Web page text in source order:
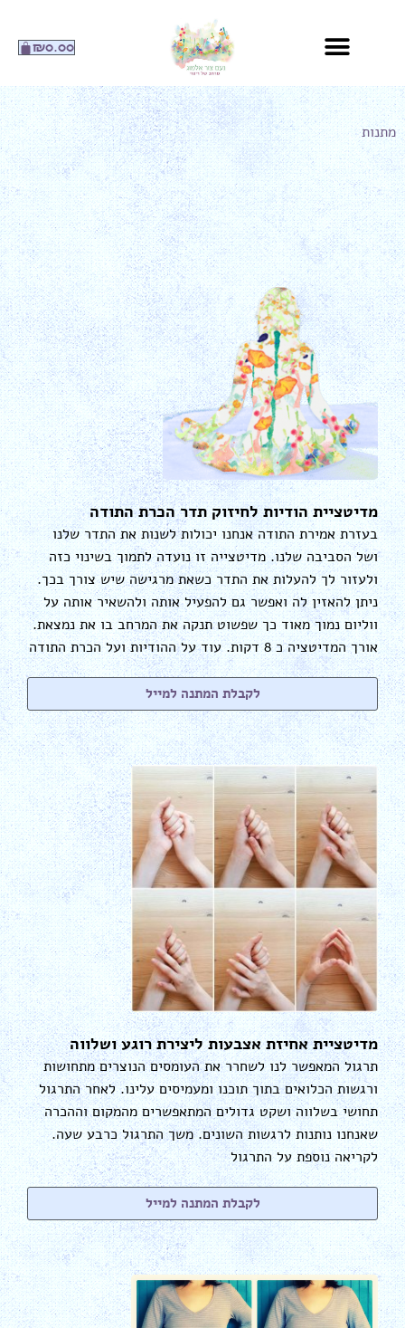
₪0.00 עגלת
קניות
מתנות
מדיטציית הודיות לחיזוק תדר הכרת התודה
בעזרת אמירת התודה אנחנו יכולות לשנות את התדר שלנו
ושל הסביבה שלנו. מדיטצייה זו נועדה לתמוך בשינוי כזה
ולעזור לך להעלות את התדר כשאת מרגישה שיש צורך בכך.
ניתן להאזין לה ואפשר גם להפעיל אותה ולהשאיר אותה על
ווליום נמוך מאוד כך שפשוט תנקה את המרחב בו את נמצאת.
אורך המדיטציה כ 8 דקות. עוד על ההודיות ועל הכרת התודה
לקבלת המתנה למייל
מדיטציית אחיזת אצבעות ליצירת רוגע ושלווה
תרגול המאפשר לנו לשחרר את העומסים הנוצרים מתחושות
ורגשות הכלואים בתוך תוכנו ומעמיסים עלינו. לאחר התרגול
תחושי בשלווה ושקט גדולים המתאפשרים מהמקום וההכרה
שאנחנו נותנות לרגשות השונים. משך התרגול כרבע שעה.
לקריאה נוספת על התרגול
לקבלת המתנה למייל